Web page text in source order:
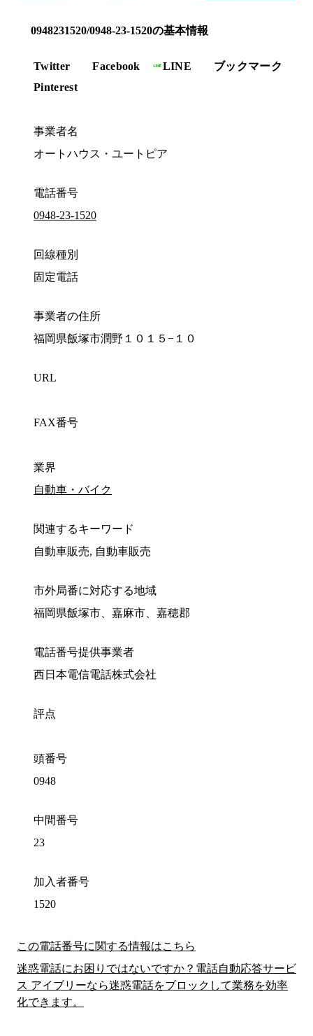
0948231520/0948-23-1520の基本情報
Twitter Facebook LINE
ブックマーク
Pinterest
事業者名
オートハウス・ユートピア
電話番号
0948-23-1520
回線種別
固定電話
事業者の住所
福岡県飯塚市潤野１０１５−１０
URL
FAX番号
業界
自動車・バイク
関連するキーワード
自動車販売, 自動車販売
市外局番に対応する地域
福岡県飯塚市、嘉麻市、嘉穂郡
電話番号提供事業者
西日本電信電話株式会社
評点
頭番号
0948
中間番号
23
加入者番号
1520
この電話番号に関する情報はこちら
迷惑電話にお困りではないですか？電話自動応答サービ
ス アイブリーなら迷惑電話をブロックして業務を効率
化できます。